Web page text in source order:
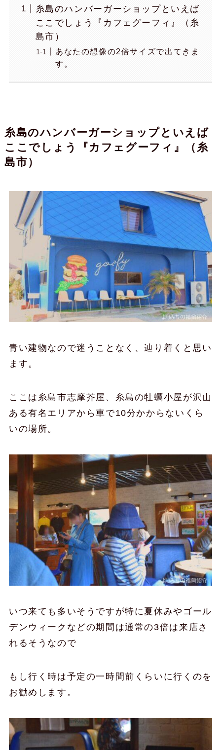
糸島のハンバーガーショップといえば
ここでしょう『カフェグーフィ』（糸
島市）
あなたの想像の2倍サイズで出てきま
す。
糸島のハンバーガーショップといえば
ここでしょう『カフェグーフィ』（糸
島市）
青い建物なので迷うことなく、辿り着くと思い
ます。
ここは糸島市志摩芥屋、糸島の牡蠣小屋が沢山
ある有名エリアから車で10分かからないくら
いの場所。
いつ来ても多いそうですが特に夏休みやゴール
デンウィークなどの期間は通常の3倍は来店さ
れるそうなので
もし行く時は予定の一時間前くらいに行くのを
お勧めします。